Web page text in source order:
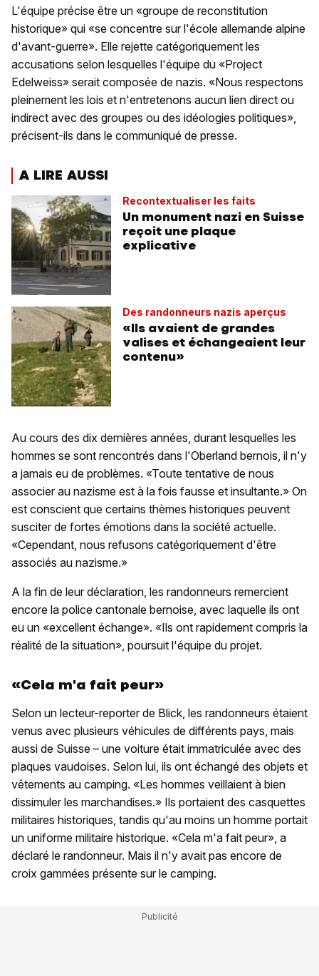
L'équipe précise être un «groupe de reconstitution
historique» qui «se concentre sur l'école allemande alpine
d'avant-guerre». Elle rejette catégoriquement les
accusations selon lesquelles l'équipe du «Project
Edelweiss» serait composée de nazis. «Nous respectons
pleinement les lois et n'entretenons aucun lien direct ou
indirect avec des groupes ou des idéologies politiques»,
précisent-ils dans le communiqué de presse.
A LIRE AUSSI
Recontextualiser les faits
Un monument nazi en Suisse
reçoit une plaque
explicative
Des randonneurs nazis aperçus
«Ils avaient de grandes
valises et échangeaient leur
contenu»
Au cours des dix dernières années, durant lesquelles les
hommes se sont rencontrés dans l'Oberland bernois, il n'y
a jamais eu de problèmes. «Toute tentative de nous
associer au nazisme est à la fois fausse et insultante.» On
est conscient que certains thèmes historiques peuvent
susciter de fortes émotions dans la société actuelle.
«Cependant, nous refusons catégoriquement d'être
associés au nazisme.»
A la fin de leur déclaration, les randonneurs remercient
encore la police cantonale bernoise, avec laquelle ils ont
eu un «excellent échange». «Ils ont rapidement compris la
réalité de la situation», poursuit l'équipe du projet.
«Cela m'a fait peur»
Selon un lecteur-reporter de Blick, les randonneurs étaient
venus avec plusieurs véhicules de différents pays, mais
aussi de Suisse – une voiture était immatriculée avec des
plaques vaudoises. Selon lui, ils ont échangé des objets et
vêtements au camping. «Les hommes veillaient à bien
dissimuler les marchandises.» Ils portaient des casquettes
militaires historiques, tandis qu'au moins un homme portait
un uniforme militaire historique. «Cela m'a fait peur», a
déclaré le randonneur. Mais il n'y avait pas encore de
croix gammées présente sur le camping.